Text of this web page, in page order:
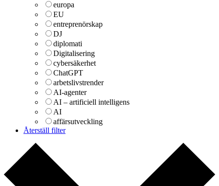
europa
EU
entreprenörskap
DJ
diplomati
Digitalisering
cybersäkerhet
ChatGPT
arbetslivstrender
AI-agenter
AI – artificiell intelligens
AI
affärsutveckling
Återställ filter